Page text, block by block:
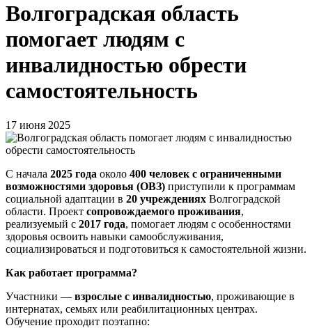
Волгоградская область
помогает людям с
инвалидностью обрести
самостоятельность
17 июня 2025
С начала 2025 года около 400 человек с ограниченными
возможностями здоровья (ОВЗ) приступили к программам
социальной адаптации в 20 учреждениях Волгоградской
области. Проект сопровождаемого проживания,
реализуемый с 2017 года, помогает людям с особенностями
здоровья освоить навыки самообслуживания,
социализироваться и подготовиться к самостоятельной жизни.
Как работает программа?
Участники — взрослые с инвалидностью, проживающие в
интернатах, семьях или реабилитационных центрах.
Обучение проходит поэтапно: